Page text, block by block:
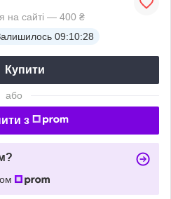
на сайті — 400 ₴
09:10:28
Купити
або
з